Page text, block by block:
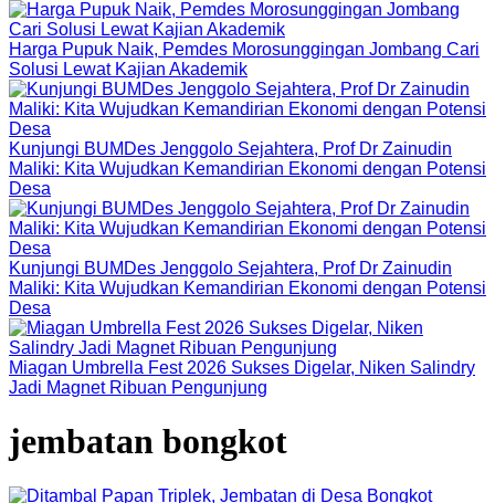
Harga Pupuk Naik, Pemdes Morosunggingan Jombang Cari
Solusi Lewat Kajian Akademik
Kunjungi BUMDes Jenggolo Sejahtera, Prof Dr Zainudin
Maliki: Kita Wujudkan Kemandirian Ekonomi dengan Potensi
Desa
Kunjungi BUMDes Jenggolo Sejahtera, Prof Dr Zainudin
Maliki: Kita Wujudkan Kemandirian Ekonomi dengan Potensi
Desa
Miagan Umbrella Fest 2026 Sukses Digelar, Niken Salindry
Jadi Magnet Ribuan Pengunjung
jembatan bongkot